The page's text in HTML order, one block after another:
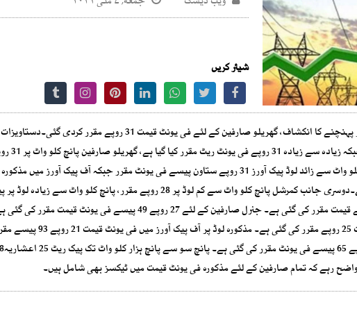
شیئر کریں
ملکی تاریخ میں بجلی کی قیمتیں بلند ترین سطح پر پہنچنے کا انکشاف، گھریلو صارفین کے لئے فی یونٹ قیمت 31 روپے مقرر کردی
روپے چھتیس پیسے فی یونٹ قیمت مقرر کی گئی ہے۔دوسری جانب کمرشل پانچ کلو واٹ سے کم لوڈ پر 28 روپے مقرر، پانچ کلو واٹ
32 روپے 74 پیسے ، آف پیک آورز پر 24 روپے98 پیسے قیمت مقرر کی گئی ہے۔ جنرل صارفین کے لئے 27 روپے 49 پیسے فی یونٹ قیمت
صنعتی سیکٹر میں 25 کلو واٹ تک پیک آورز کی قیمت 25 روپے مقرر کی گئی